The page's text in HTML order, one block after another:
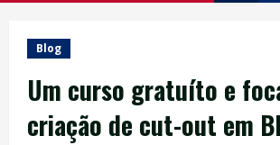
Blog
Um curso gratuíto e
criação de cut-out em